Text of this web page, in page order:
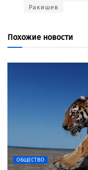
Ракишев
Похожие новости
ОБЩЕСТВО